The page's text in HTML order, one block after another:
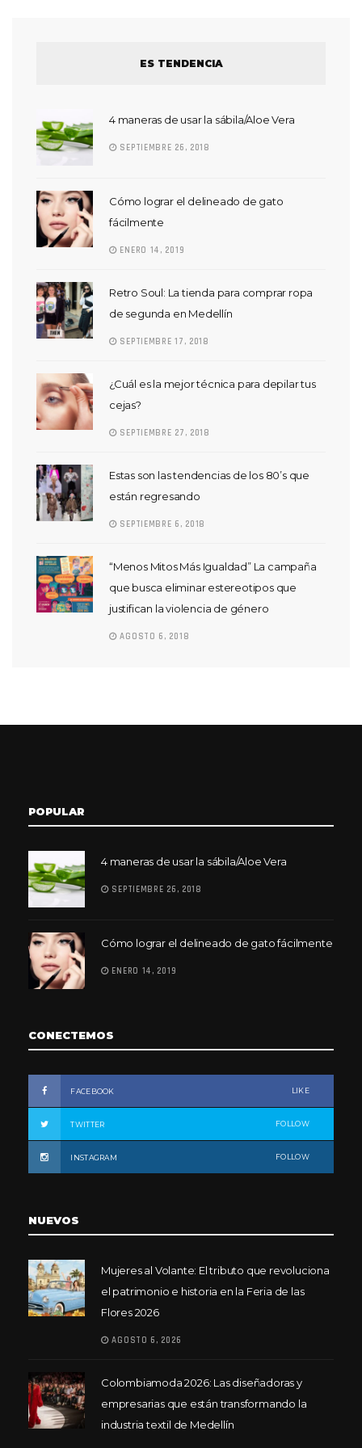
ES TENDENCIA
4 maneras de usar la sábila/Aloe Vera
SEPTIEMBRE 26, 2018
Cómo lograr el delineado de gato
fácilmente
ENERO 14, 2019
Retro Soul: La tienda para comprar ropa
de segunda en Medellín
SEPTIEMBRE 17, 2018
¿Cuál es la mejor técnica para depilar tus
cejas?
SEPTIEMBRE 27, 2018
Estas son las tendencias de los 80’s que
están regresando
SEPTIEMBRE 6, 2018
“Menos Mitos Más Igualdad” La campaña
que busca eliminar estereotipos que
justifican la violencia de género
AGOSTO 6, 2018
POPULAR
4 maneras de usar la sábila/Aloe Vera
SEPTIEMBRE 26, 2018
Cómo lograr el delineado de gato fácilmente
ENERO 14, 2019
CONECTEMOS
FACEBOOK LIKE
TWITTER FOLLOW
INSTAGRAM FOLLOW
NUEVOS
Mujeres al Volante: El tributo que revoluciona
el patrimonio e historia en la Feria de las
Flores 2026
AGOSTO 6, 2026
Colombiamoda 2026: Las diseñadoras y
empresarias que están transformando la
industria textil de Medellín